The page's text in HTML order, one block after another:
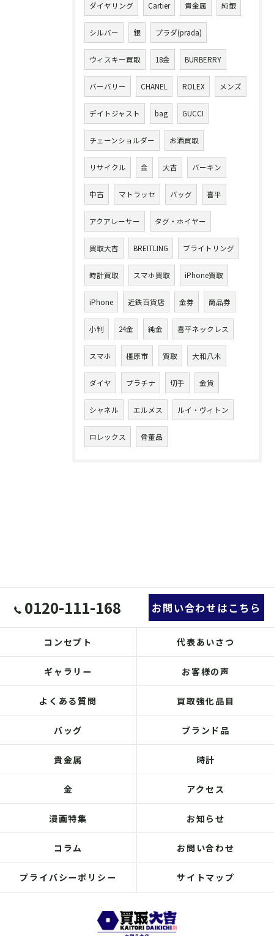
ダイヤリング Cartier 貴金属 純銀
シルバー 銀 プラダ(prada)
ウィスキー買取 18金 BURBERRY
バーバリー CHANEL ROLEX メンズ
デイトジャスト bag GUCCI
チェーンショルダー お酒買取
リサイクル 金 大吉 バーキン
中古 マトラッセ バッグ 喜平
アクアレーサー タグ・ホイヤー
買取大吉 BREITLING ブライトリング
時計買取 スマホ買取 iPhone買取
iPhone 近鉄百貨店 金券 商品券
小判 24金 純金 喜平ネックレス
スマホ 橿原市 買取 大和八木
ダイヤ プラチナ 切手 金貨
シャネル エルメス ルイ・ヴィトン
ロレックス 骨董品
0120-111-168 お問い合わせはこちら
コンセプト 代表あいさつ
ギャラリー お客様の声
よくある質問 買取強化品目
バッグ ブランド品
貴金属 時計
金 アクセス
漫画特集 お知らせ
コラム お問い合わせ
プライバシーポリシー サイトマップ